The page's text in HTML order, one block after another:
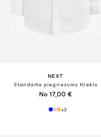
NEXT
Standarta piegriezums Krekls
No 17,00 €
+3